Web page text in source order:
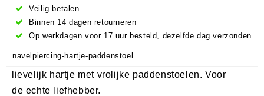
Veilig betalen
Binnen 14 dagen retourneren
Op werkdagen voor 17 uur besteld, dezelfde dag verzonden
navelpiercing-hartje-paddenstoel
lievelijk hartje met vrolijke paddenstoelen. Voor
de echte liefhebber.